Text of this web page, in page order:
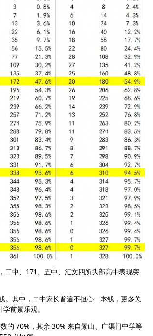
中、171、五中、汇文四所头部高中表现突
其中，二中家长普遍不担心一本线，更多关
前景乐观。
70%，其余 30% 来自景山、广渠门中学等